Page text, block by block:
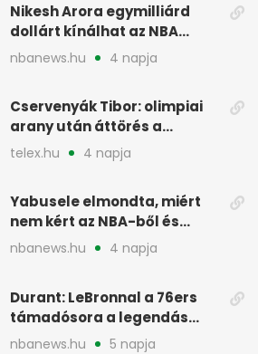
Nikesh Arora egymilliárd
dollárt kínálhat az NBA
Europe londoni csapatáért
nbanews.hu 4 napja
Cservenyák Tibor: olimpiai
arany után áttörés a
rákkutatásban
telex.hu 4 napja
Yabusele elmondta, miért
nem kért az NBA-ből és
miért jött Európába
nbanews.hu 4 napja
Durant: LeBronnal a 76ers
támadósora a legendás
Warriorsra emlékeztet
nbanews.hu 5 napja